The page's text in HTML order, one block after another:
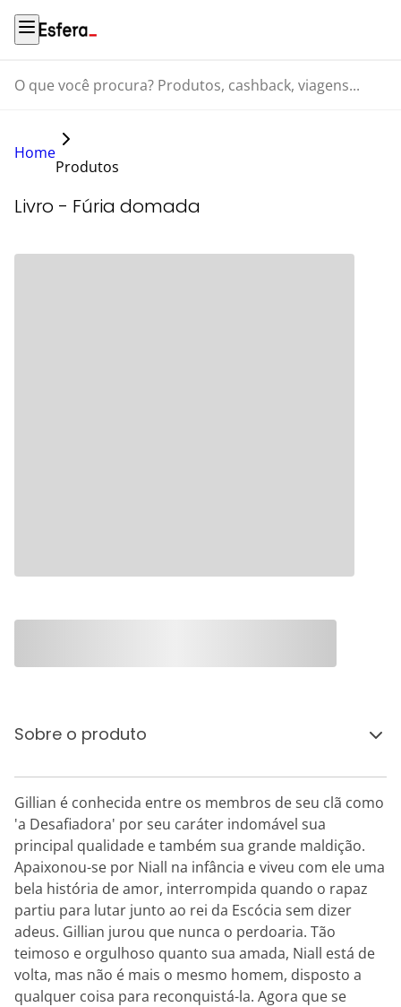
O que você procura? Produtos, cashback, viagens...
Home
Produtos
Livro - Fúria domada
Sobre o produto
Gillian é conhecida entre os membros de seu clã como
'a Desafiadora' por seu caráter indomável sua
principal qualidade e também sua grande maldição.
Apaixonou-se por Niall na infância e viveu com ele uma
bela história de amor, interrompida quando o rapaz
partiu para lutar junto ao rei da Escócia sem dizer
adeus. Gillian jurou que nunca o perdoaria. Tão
teimoso e orgulhoso quanto sua amada, Niall está de
volta, mas não é mais o mesmo homem, disposto a
qualquer coisa para reconquistá-la. Agora que se